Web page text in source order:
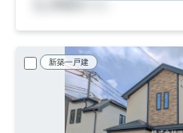
新築一戸建